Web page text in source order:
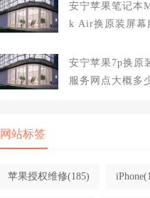
安宁苹果笔记本
k Air换原装屏幕
安宁苹果7p换原
服务网点大概多
网站标签
苹果授权维修(185) iPhone